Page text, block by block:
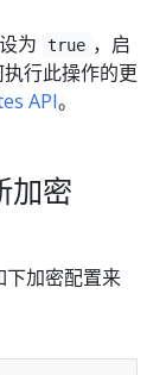
设为 true ，启
行此操作的更
API。
加密
下加密配置来